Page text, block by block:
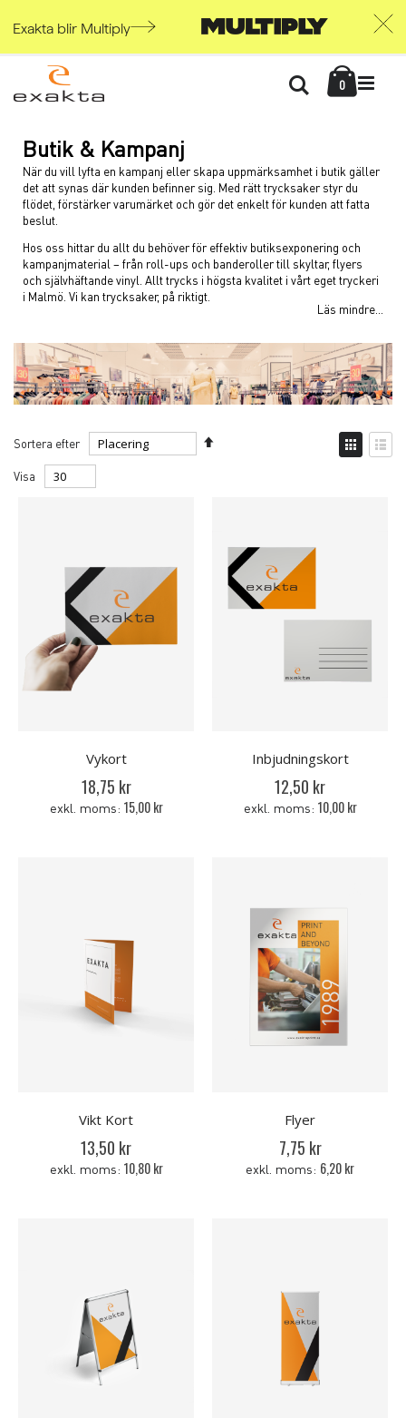
Exakta blir Multiply
Content
0items
Söka
Butik & Kampanj
När du vill lyfta en kampanj eller skapa uppmärksamhet i butik gäller
det att synas där kunden befinner sig. Med rätt trycksaker styr du
flödet, förstärker varumärket och gör det enkelt för kunden att fatta
beslut.
Hos oss hittar du allt du behöver för effektiv butiksexponering och
kampanjmaterial – från roll-ups och banderoller till skyltar, flyers
och självhäftande vinyl. Allt trycks i högsta kvalitet i vårt eget tryckeri
i Malmö. Vi kan trycksaker, på riktigt.
Läs mindre...
Sortera efter
Set
Visa
Visa
Vykort
18,75 kr
15,00 kr
Inbjudningskort
12,50 kr
10,00 kr
Vikt Kort
13,50 kr
10,80 kr
Flyer
7,75 kr
6,20 kr